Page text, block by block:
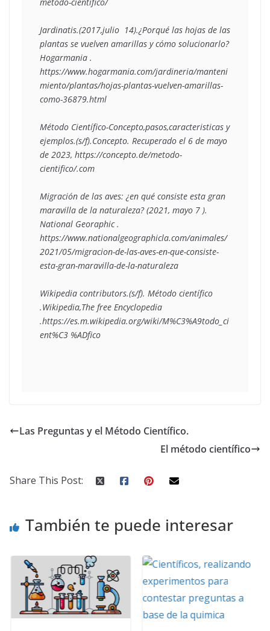
metodo-cientifico/
Jardinatis.(2017,julio  14).¿Porqué las hojas de las
plantas se vuelven amarillas y cómo solucionarlo?
Hogarmania .
https://www.hogarmania.com/jardineria/manteni
miento/plantas/hojas-plantas-vuelven-amarillas-
como-36879.html
Método Científico-Concepto,pasos,caracteristicas y
ejemplos.(s/f).Concepto. Recuperado el 6 de mayo
de 2023, https://concepto.de/metodo-
cientifico/.com
Migración de las aves: ¿en qué consiste esta gran
maravilla de la naturaleza? (2021, mayo 7 ).
National Georaphic .
https://www.nationalgeographicla.com/animales/
2021/05/migracion-de-las-aves-en-que-consiste-
esta-gran-maravilla-de-la-naturaleza
Wikipedia contributors.(s/f). Método científico
.Wikipedia,The free Encyclopedia
.https://es.m.wikipedia.org/wiki/M%C3%A9todo_ci
Las Preguntas y el Método Científico.
El método científico
Share This Post:
También te puede interesar